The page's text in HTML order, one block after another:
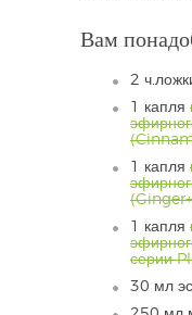
Вам
2
1 капля
1 капля
1 капля
серии
30 мл